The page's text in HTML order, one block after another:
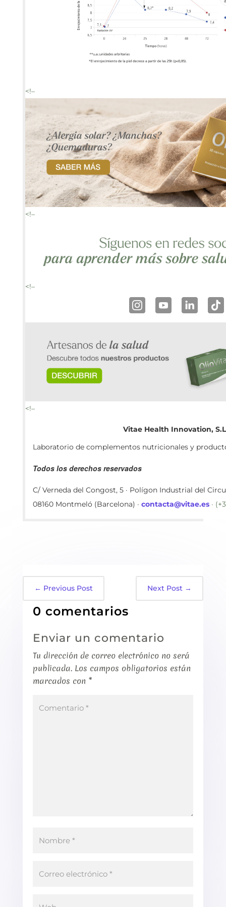
<!–
<!–
<!–
<!–
Vitae Health Innovation,
Laboratorio de complementos nutricionales y
Todos los derechos reservados
C/ Verneda del Congost, 5 · Polígon Industrial del
08160 Montmeló (Barcelona) · contacta@vitae.es·
← Previous Post Next Post →
0 comentarios
Enviar un comentario
Tu dirección de correo electrónico no será
publicada. Los campos obligatorios están
marcados con *